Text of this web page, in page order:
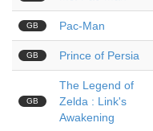
GB Pac-Man
GB Prince of Persia
GB
The Legend of
Zelda : Link's
Awakening